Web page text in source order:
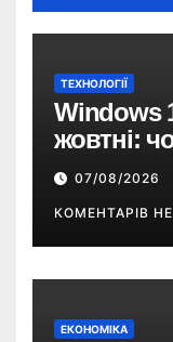
ТЕХНОЛОГІЇ
Windows
жовтні:
07/08/2026
КОМЕНТАРІВ
ЕКОНОМІКА